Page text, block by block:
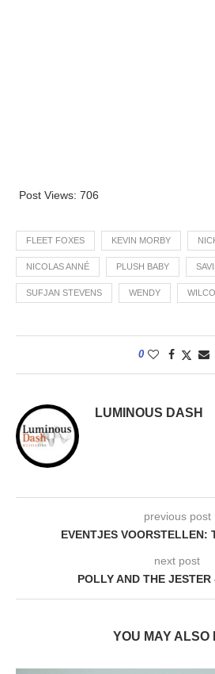
Post Views: 706
FLEET FOXES KEVIN MORBY
NICOLAS ANNÉ PLUSH BABY
SUFJAN STEVENS WENDY WILCO
0
LUMINOUS DASH
previous post
EVENTJES VOORSTELLEN:
next post
POLLY AND THE
YOU MAY ALSO